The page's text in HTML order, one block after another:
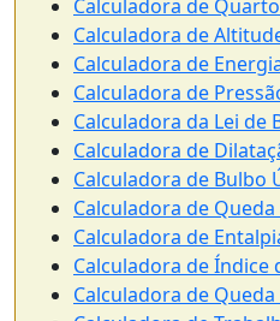
Calculadora de
Calculadora de
Calculadora de
Calculadora de
Calculadora da Lei de
Calculadora de
Calculadora de Bulbo
Calculadora de Queda
Calculadora de
Calculadora de Índice
Calculadora de Queda